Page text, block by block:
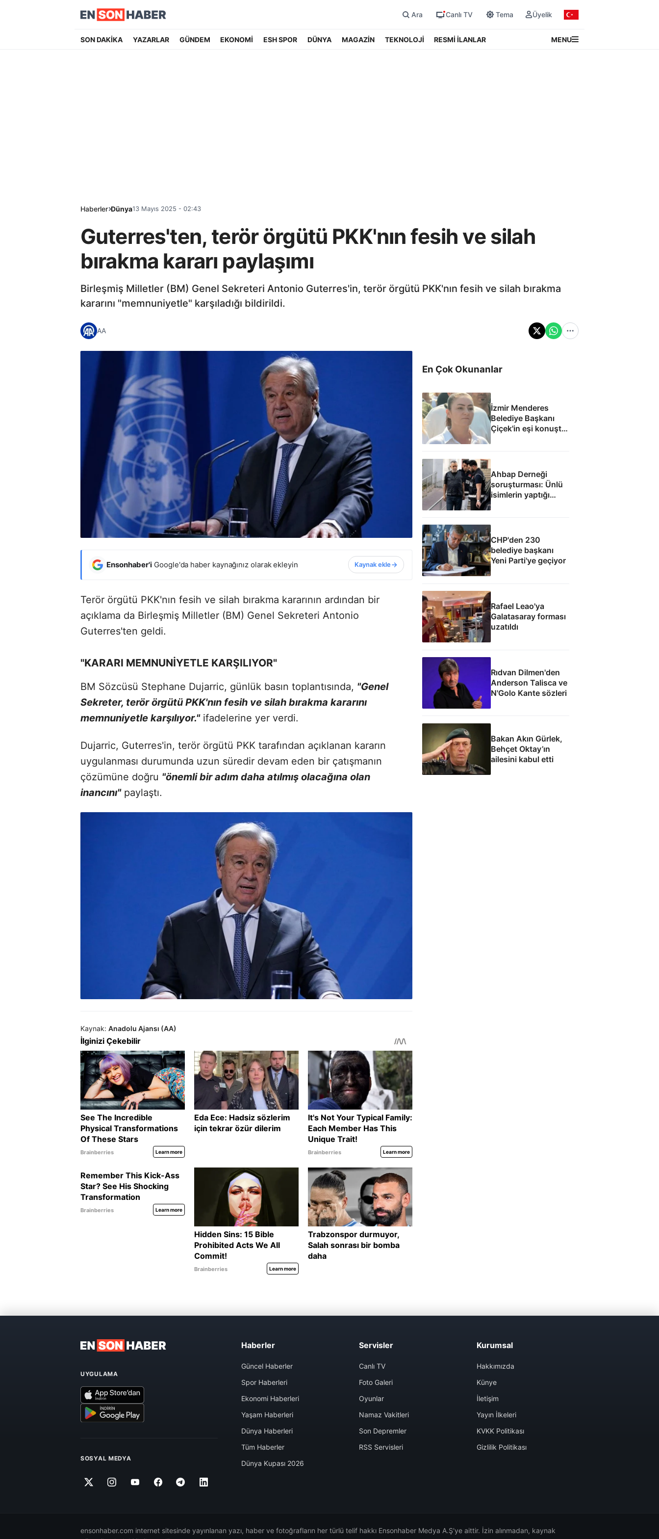
Ara Canlı TV Tema Üyelik
SON DAKİKA YAZARLAR GÜNDEM EKONOMİ ESH SPOR DÜNYA MAGAZİN TEKNOLOJİ RESMİ İLANLAR MENU
Haberler Dünya13 Mayıs 2025 - 02:43
Guterres'ten, terör örgütü PKK'nın fesih ve silah
bırakma kararı paylaşımı
Birleşmiş Milletler (BM) Genel Sekreteri Antonio Guterres'in, terör örgütü PKK'nın fesih ve silah bırakma
kararını "memnuniyetle" karşıladığı bildirildi.
AA
Ensonhaber'i Google'da haber kaynağınız olarak ekleyin Kaynak ekle
Terör örgütü PKK'nın fesih ve silah bırakma kararının ardından bir
açıklama da Birleşmiş Milletler (BM) Genel Sekreteri Antonio
Guterres'ten geldi.
"KARARI MEMNUNİYETLE KARŞILIYOR"
BM Sözcüsü Stephane Dujarric, günlük basın toplantısında, "Genel
Sekreter, terör örgütü PKK'nın fesih ve silah bırakma kararını
memnuniyetle karşılıyor."ifadelerine yer verdi.
Dujarric, Guterres'in, terör örgütü PKK tarafından açıklanan kararın
uygulanması durumunda uzun süredir devam eden bir çatışmanın
çözümüne doğru "önemli bir adım daha atılmış olacağına olan
inancını"paylaştı.
Kaynak: Anadolu Ajansı (AA)
En Çok Okunanlar
İzmir Menderes
Belediye Başkanı
Çiçek'in eşi konuştu:
Ahbap Derneği
soruşturması: Ünlü
isimlerin yaptığı
bağışlar
CHP'den 230
belediye başkanı
Yeni Parti'ye geçiyor
Rafael Leao'ya
Galatasaray forması
uzatıldı
Rıdvan Dilmen'den
Anderson Talisca ve
N'Golo Kante sözleri
Bakan Akın Gürlek,
Behçet Oktay’ın
ailesini kabul etti
UYGULAMA
SOSYAL MEDYA
Haberler
Güncel Haberler
Spor Haberleri
Ekonomi Haberleri
Yaşam Haberleri
Dünya Haberleri
Tüm Haberler
Dünya Kupası 2026
Servisler
Canlı TV
Foto Galeri
Oyunlar
Namaz Vakitleri
Son Depremler
RSS Servisleri
Kurumsal
Hakkımızda
Künye
İletişim
Yayın İlkeleri
KVKK Politikası
Gizlilik Politikası
ensonhaber.com internet sitesinde yayınlanan yazı, haber ve fotoğrafların her türlü telif hakkı Ensonhaber Medya A.Ş'ye aittir. İzin alınmadan, kaynak